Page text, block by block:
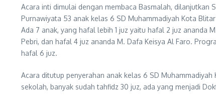
Acara inti dimulai dengan membaca Basmalah, dilanjutkan
Purnawiyata 53 anak kelas 6 SD Muhammadiyah Kota
Ada 7 anak, yang hafal lebih 1 juz yaitu hafal 2 juz ananda
Pebri, dan hafal 4 juz ananda M. Dafa Keisya Al Faro.
hafal 6 juz.
Acara ditutup penyerahan anak kelas 6 SD
sekolah, banyak sudah tahfidz 30 juz, ada yang menjadi